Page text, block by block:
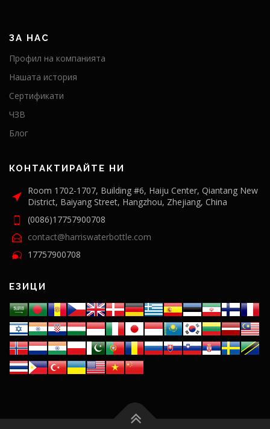
ЗА НАС
Профил на компанията
Нашата история
Сертификати
ЧЗВ
Блог
КОНТАКТИРАЙТЕ НИ
Room 1702-1707, Building #6, Haiju Center, Qiantang New
District, Baiyang Street, Hangzhou, Zhejiang, China
(0086)17757900708
contact@harriswaterbottle.com
17757900708
ЕЗИЦИ